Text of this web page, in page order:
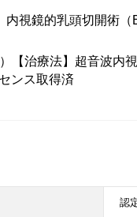
内視鏡的乳頭切開術
【治療法】超音波
ンス取得済
認